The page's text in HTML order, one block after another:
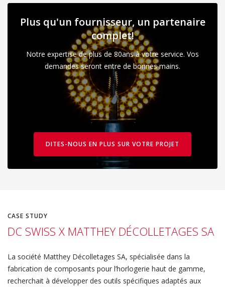
Plus qu'un fournisseur, un partenaire
complet!
Notre expertise de plus de 80ans à votre service. Vos
demandes seront entre de bonnes mains.
DITES-NOUS EN PLUS SUR VOTRE PROJET
CASE STUDY
DC SWISS X MATTHEY DÉCOLLETAGES SA
La société Matthey Décolletages SA, spécialisée dans la
fabrication de composants pour l’horlogerie haut de gamme,
recherchait à développer des outils spécifiques adaptés aux